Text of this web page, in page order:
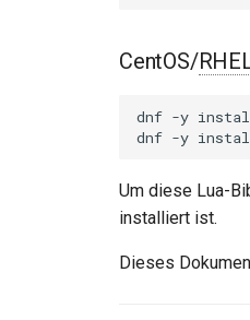
CentOS/
dnf -y
dnf -y
Um diese Lua-
installiert ist.
Dieses